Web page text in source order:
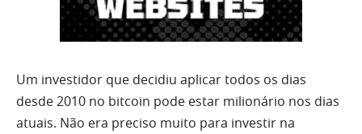
Um investidor que decidiu aplicar todos os dias
desde 2010 no bitcoin pode estar milionário nos dias
atuais. Não era preciso muito para investir na